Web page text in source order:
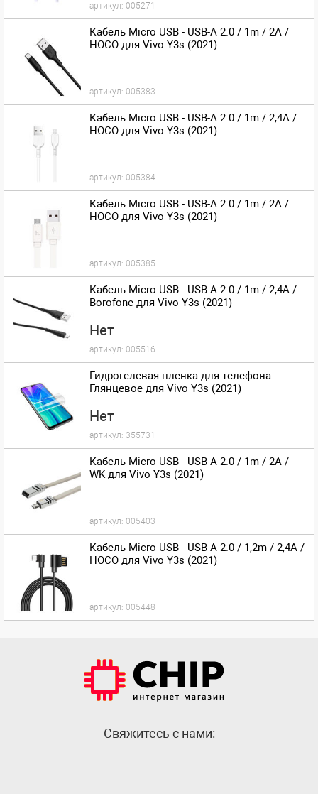
артикул: 005271
Кабель Micro USB - USB-A 2.0 / 1m / 2A /
HOCO для Vivo Y3s (2021)
артикул: 005383
Кабель Micro USB - USB-A 2.0 / 1m / 2,4A /
HOCO для Vivo Y3s (2021)
артикул: 005384
Кабель Micro USB - USB-A 2.0 / 1m / 2A /
HOCO для Vivo Y3s (2021)
артикул: 005385
Кабель Micro USB - USB-A 2.0 / 1m / 2,4A /
Borofone для Vivo Y3s (2021)
Нет
артикул: 005516
Гидрогелевая пленка для телефона
Глянцевое для Vivo Y3s (2021)
Нет
артикул: 355731
Кабель Micro USB - USB-A 2.0 / 1m / 2A /
WK для Vivo Y3s (2021)
артикул: 005403
Кабель Micro USB - USB-A 2.0 / 1,2m / 2,4A /
HOCO для Vivo Y3s (2021)
артикул: 005448
Cвяжитесь с нами: